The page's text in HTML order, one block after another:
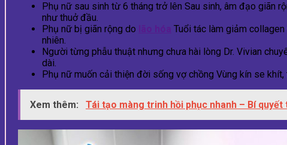
Phụ nữ sau sinh từ 6 tháng trở lên Sau sinh, âm đạo giãn
như thuở đầu.
Phụ nữ bị giãn rộng do
lão hóa Tuổi tác làm giảm
nhiên.
Người từng phẫu thuật nhưng chưa hài lòng Dr. Vivian
dài.
Phụ nữ muốn cải thiện đời sống vợ chồng Vùng kín se
Xem thêm: Tái tạo màng trinh hồi phục nhanh – Bí